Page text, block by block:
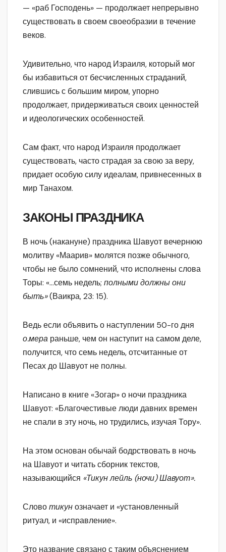
— «раб Господень» — продолжает непрерывно
существовать в своем своеобразии в течение
веков.
Удивительно, что народ Израиля, который мог
бы избавиться от бесчисленных страданий,
слившись с большим миром, упорно
продолжает, придерживаться своих ценностей
и идеологических особенностей.
Сам факт, что народ Израиля продолжает
существовать, часто страдая за свою за веру,
придает особую силу идеалам, привнесенных в
мир Танахом.
ЗАКОНЫ ПРАЗДНИКА
В ночь (накануне) праздника Шавуот вечернюю
молитву «Маарив» молятся позже обычного,
чтобы не было сомнений, что исполнены слова
Торы: «…семь недель; полными должны они
быть»(Ваикра, 23: 15).
Ведь если объявить о наступлении 50-го дня
о.мера раньше, чем он наступит на самом деле,
получится, что семь недель, отсчитанные от
Песах до Шавуот не полны.
Написано в книге «Зогар» о ночи праздника
Шавуот: «Благочестивые люди давних времен
не спали в эту ночь, но трудились, изучая Тору».
На этом основан обычай бодрствовать в ночь
на Шавуот и читать сборник текстов,
называющийся «Тикун лейль (ночи) Шавуот».
Словотикунозначает и «установленный
ритуал, и «исправление».
Это название связано с таким объяснением